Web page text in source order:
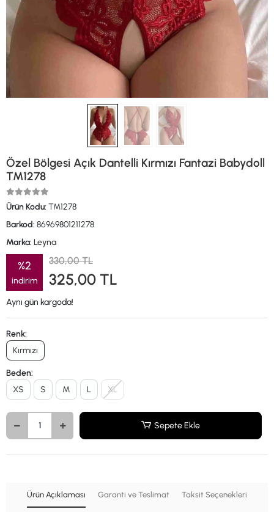
Özel Bölgesi Açık Dantelli Kırmızı Fantazi Babydoll
TM1278
Ürün Kodu: TM1278
Barkod: 86969801211278
Marka: Leyna
%2
indirim
330,00 TL
325,00 TL
Aynı gün kargoda!
Renk:
Kırmızı
Beden:
XS
S M L XL
Sepete Ekle
Ürün Açıklaması Garanti ve Teslimat Taksit Seçenekleri